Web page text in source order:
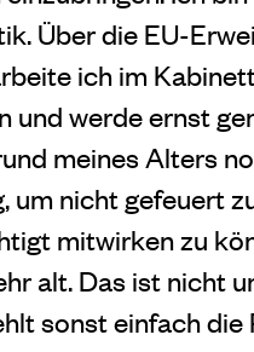
Über die EU-
ich im
werde ernst
meines Alters
um nicht gefeuert
mitwirken zu
alt. Das ist nicht
sonst einfach